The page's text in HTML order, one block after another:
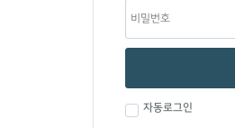
자동로그인